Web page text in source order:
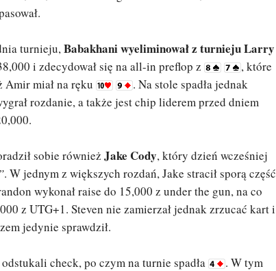
turnieju,Babakhani wyeliminował z turnieju Larry
i zdecydował się na all-in preflop z
, które
Amir miał na ręku
. Na stole spadła jednak
rozdanie, a także jest chip liderem przed dniem
sobie również Jake Cody, który dzień wcześniej
. W jednym z większych rozdań, Jake stracił sporą część
wykonał raise do 15,000 z under the gun, na co
z UTG+1. Steven nie zamierzał jednak zrzucać kart i
jedynie sprawdził.
check, po czym na turnie spadła
. W tym